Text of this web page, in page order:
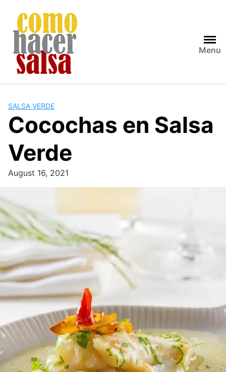
content
Menu
SALSA VERDE
Cocochas en Salsa
Verde
August 16, 2021